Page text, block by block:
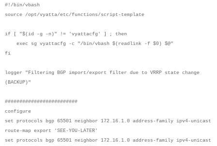
#!/bin/vbash
source /opt/vyatta/etc/functions/script-template
if [ "$(id -g -n)" != 'vyattacfg' ] ; then
exec sg vyattacfg -c "/bin/vbash $(readlink -f $0) $@"
fi
logger "Filtering BGP import/export filter due to VRRP state change
(BACKUP)"
#########################
configure
set protocols bgp 65501 neighbor 172.16.1.0 address-family ipv4-unicast
route-map export 'SEE-YOU-LATER'
set protocols bgp 65501 neighbor 172.16.1.0 address-family ipv4-unicast